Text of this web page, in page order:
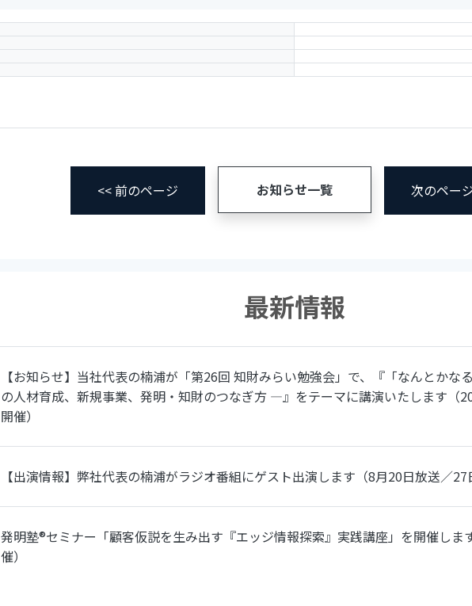
<< 前のページ お知らせ一覧 次のペー
最新情報
【お知らせ】当社代表の楠浦が「第26回 知財みらい勉強会」で、『「なんとか
の人材育成、新規事業、発明・知財のつなぎ方 ―』をテーマに講演いたします（
開催）
【出演情報】弊社代表の楠浦がラジオ番組にゲスト出演します（8月20日放送／
発明塾®セミナー「顧客仮説を生み出す『エッジ情報探索』実践講座」を開催し
催）